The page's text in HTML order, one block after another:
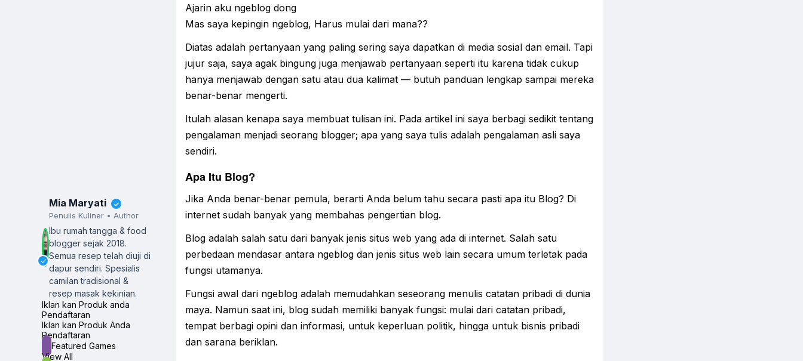
✓
Mia Maryati ✓
Penulis Kuliner • Author
Ibu rumah tangga & food
blogger sejak 2018.
Semua resep telah diuji di
dapur sendiri.Spesialis
camilan tradisional &
resep masak kekinian.
Iklan kan Produk anda
Pendaftaran
Iklan kan Produk Anda
Pendaftaran
Featured Games
View All
Ajarin aku ngeblog dong
Mas saya kepingin ngeblog, Harus mulai dari mana??
Diatas adalah pertanyaan yang paling sering saya dapatkan di media sosial dan email. Tapi
jujur saja, saya agak bingung juga menjawab pertanyaan seperti itu karena tidak cukup
hanya menjawab dengan satu atau dua kalimat — butuh panduan lengkap sampai mereka
benar-benar mengerti.
Itulah alasan kenapa saya membuat tulisan ini. Pada artikel ini saya berbagi sedikit tentang
pengalaman menjadi seorang blogger; apa yang saya tulis adalah pengalaman asli saya
sendiri.
Apa Itu Blog?
Jika Anda benar-benar pemula, berarti Anda belum tahu secara pasti apa itu Blog? Di
internet sudah banyak yang membahas pengertian blog.
Blog adalah salah satu dari banyak jenis situs web yang ada di internet. Salah satu
perbedaan mendasar antara ngeblog dan jenis situs web lain secara umum terletak pada
fungsi utamanya.
Fungsi awal dari ngeblog adalah memudahkan seseorang menulis catatan pribadi di dunia
maya. Namun saat ini, blog sudah memiliki banyak fungsi: mulai dari catatan pribadi,
tempat berbagi opini dan informasi, untuk keperluan politik, hingga untuk bisnis pribadi
dan sarana beriklan.